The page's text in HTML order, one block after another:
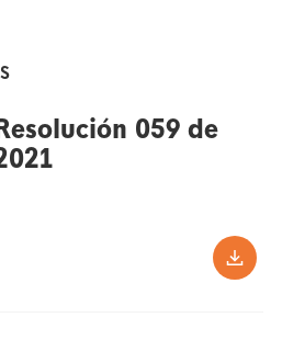
059 de